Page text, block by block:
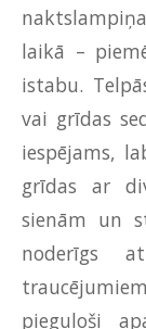
laikā –
istabu.
vai grīdas
iespējams,
grīdas ar
sienām un
noderīgs
pieguloši